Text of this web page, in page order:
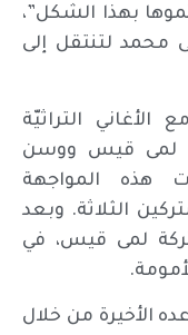
بهذا الشكل”،
محمد لتنتقل إلى
الأغاني التراثيّة
لمى قيس ووسن
هذه المواجهة
الثلاثة. وبعد
لمى قيس، في
الأخيرة من خلال